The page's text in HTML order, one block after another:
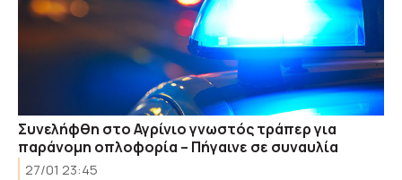
Συνελήφθη στο Αγρίνιο γνωστός τράπερ για
παράνομη οπλοφορία – Πήγαινε σε συναυλία
27/01 23:45